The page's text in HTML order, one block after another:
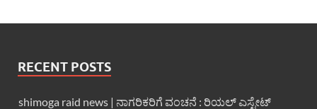
RECENT POSTS
shimoga raid news | ನಾಗರಿಕರಿಗೆ ವಂಚನೆ : ರಿಯಲ್ ಎಸ್ಟೇಟ್